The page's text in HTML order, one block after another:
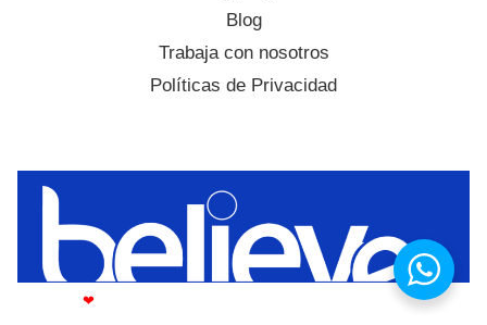
Blog
Trabaja con nosotros
Políticas de Privacidad
❤by Believe © Copyright Believe It Group LLC 2008-2025. All